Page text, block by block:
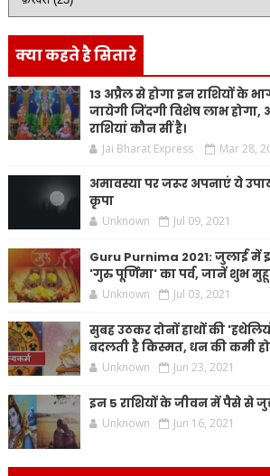
क्या कहते है सितारे
13 अप्रैल से होगा इन राशियों के
जायेगी जिंदगी विशेष लाभ
राशियां कौन सीं है।
Jai Bharat Express Mar 28,
अमावस्या पर जरूर अपनाएं ये
कृपा
Unknown Jul 09, 2021
Guru Purnima 2021: जुलाई में
'गुरु पूर्णिमा' का पर्व, जानें शुभ
Unknown Jul 03, 2021
सुबह उठकर दोनों हाथों की
बदलती है किस्मत, धन की कमी
Unknown Jun 23, 2021
इन 5 राशियों के जीवन में पैसे से
Unknown Jun 16, 2021